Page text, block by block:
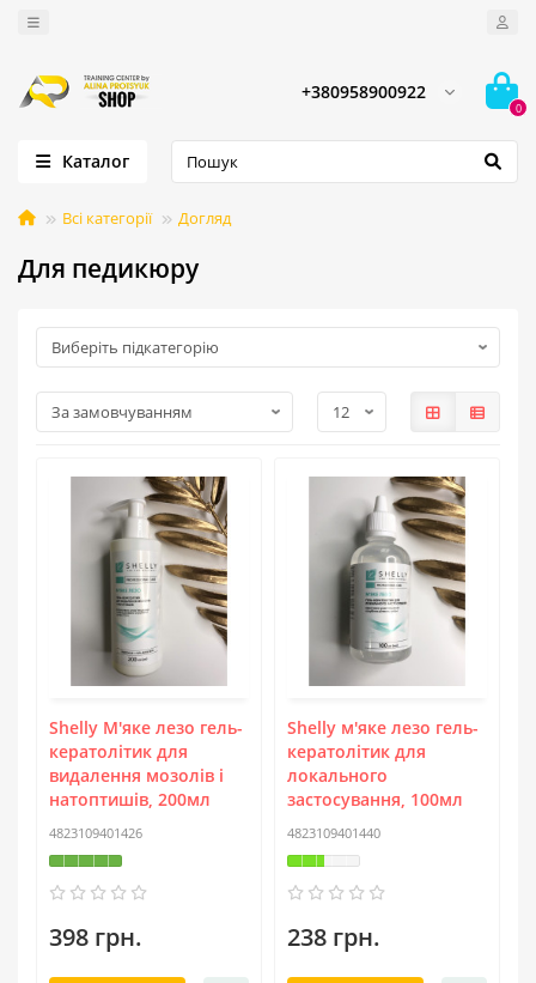
+380958900922
0
Каталог
Всі категорії Догляд
Для педикюру
Shelly М'яке лезо гель-
кератолітик для
видалення мозолів і
натоптишів, 200мл
4823109401426
398 грн.
Shelly м'яке лезо гель-
кератолітик для
локального
застосування, 100мл
4823109401440
238 грн.